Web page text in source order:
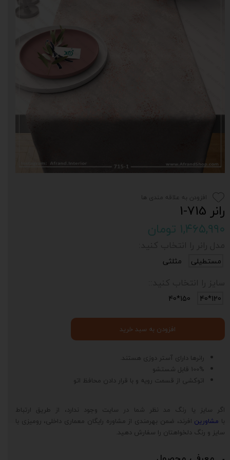
رانر 715-1
۱,۴۶۵,۹۹۰ تومان
رانرها دارای آستر دوزی هستند.
100% قابل شستشو
اتوکشی از قسمت رویه و با قرار دادن محافظ اتو
اگر سایز یا رنگ مد نظر شما در سایت وجود ندارد، از طریق ارتباط
با مشاورین افرند، ضمن بهرمندی از مشاوره رایگان معماری داخلی، رومیزی با
سایز و رنگ دلخواهتان را سفارش دهید.
مستطیلی مثلثی
120*40
150*40
افزودن به سبد خرید
افزودن به علاقه مندی ها